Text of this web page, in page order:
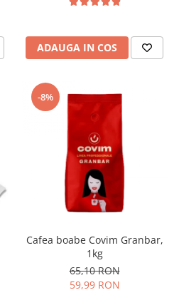
ADAUGA IN COS
-8%
Cafea boabe Covim Granbar,
1kg
65,10 RON
59,99 RON